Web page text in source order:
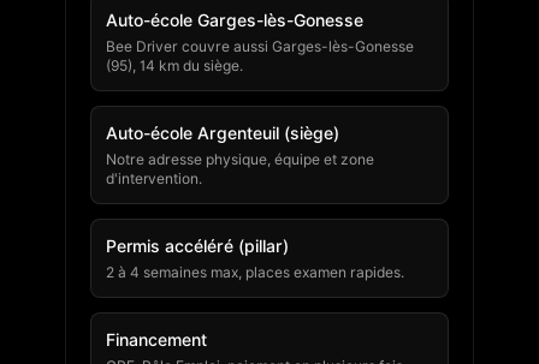
Auto-école Garges-lès-Gonesse
Bee Driver couvre aussi Garges-lès-Gonesse
(95), 14 km du siège.
Auto-école Argenteuil (siège)
Notre adresse physique, équipe et zone
d'intervention.
Permis accéléré (pillar)
2 à 4 semaines max, places examen rapides.
Financement